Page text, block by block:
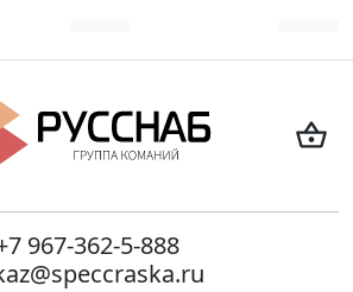
967-362-5-888